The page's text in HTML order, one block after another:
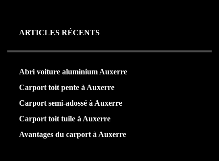
ARTICLES RÉCENTS
Abri voiture aluminium Auxerre
Carport toit pente à Auxerre
Carport semi-adossé à Auxerre
Carport toit tuile à Auxerre
Avantages du carport à Auxerre